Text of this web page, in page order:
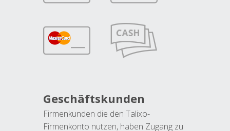
Geschäftskunden
Firmenkunden die den Talixo-
Firmenkonto nutzen, haben Zugang zu